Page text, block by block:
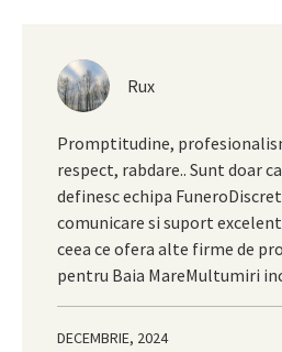
Rux
Promptitudine,
respect, rabdare.. Sunt doar
definesc echipa
comunicare si suport
ceea ce ofera alte firme de
pentru Baia MareMultumiri
DECEMBRIE, 2024